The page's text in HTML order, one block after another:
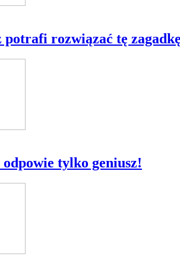
potrafi rozwiązać tę
tylko geniusz!